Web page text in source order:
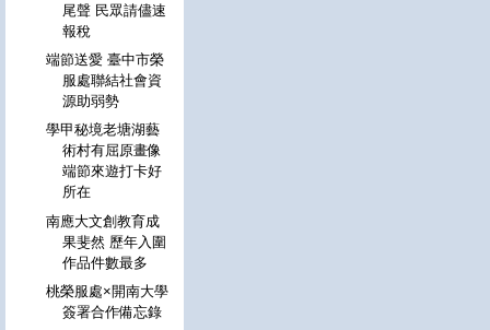
尾聲 民眾請儘速
報稅
端節送愛 臺中市榮
服處聯結社會資
源助弱勢
學甲秘境老塘湖藝
術村有屈原畫像
端節來遊打卡好
所在
南應大文創教育成
果斐然 歷年入圍
作品件數最多
桃榮服處×開南大學
簽署合作備忘錄